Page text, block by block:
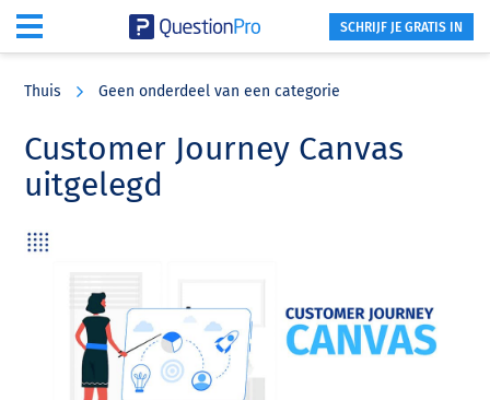
content
sidebar
SCHRIJF JE GRATIS IN
Thuis Geen onderdeel van een categorie
Customer Journey Canvas
uitgelegd